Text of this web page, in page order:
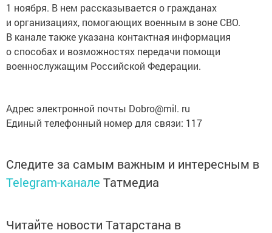
1 ноября. В нем рассказывается о гражданах
и организациях, помогающих военным в зоне СВО.
В канале также указана контактная информация
о способах и возможностях передачи помощи
военнослужащим Российской Федерации.
Адрес электронной почты Dobro@mil. ru
Единый телефонный номер для связи: 117
Следите за самым важным и интересным в
Telegram-канале Татмедиа
Читайте новости Татарстана в